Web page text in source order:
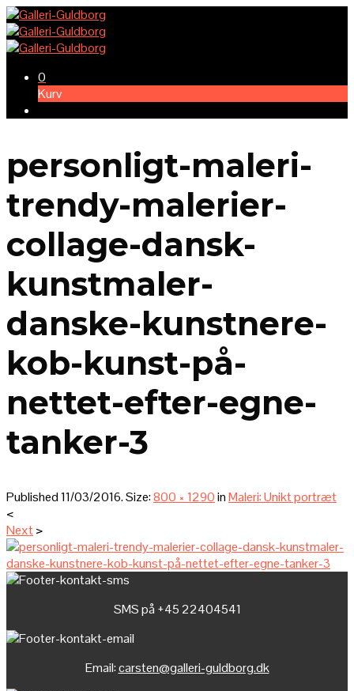
0
Kurv
personligt-maleri-
trendy-malerier-
collage-dansk-
kunstmaler-
danske-kunstnere-
kob-kunst-på-
nettet-efter-egne-
tanker-3
Published11/03/2016. Size:800 × 1290inMaleri: Unikt portræt
<
Next>
SMS på +45 22404541
Email:carsten@galleri-guldborg.dk